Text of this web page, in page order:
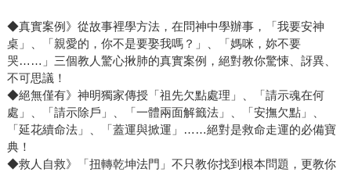
◆真實案例》從故事裡學方法，在問神中學辦事，「我要安神
桌」、「親愛的，你不是要娶我嗎？」、「媽咪，妳不要
哭……」三個教人驚心揪肺的真實案例，絕對教你驚悚、訝異、
不可思議！
◆絕無僅有》神明獨家傳授「祖先欠點處理」、「請示魂在何
處」、「請示除戶」、「一體兩面解籤法」、「安撫欠點」、
「延花續命法」、「蓋運與掀運」……絕對是救命走運的必備寶
典！
◆救人自救》「扭轉乾坤法門」不只教你找到根本問題，更教你